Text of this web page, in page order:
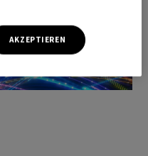
AKZEPTIEREN